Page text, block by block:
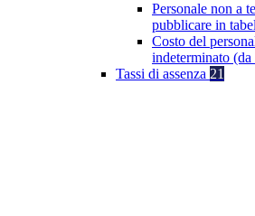
Personale non a
pubblicare in
Costo del
indeterminato
Tassi di assenza 21